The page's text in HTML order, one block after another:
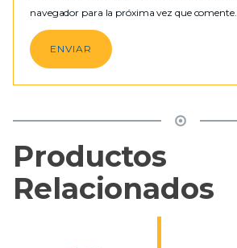
navegador para la próxima vez que comente.
Productos
Relacionados